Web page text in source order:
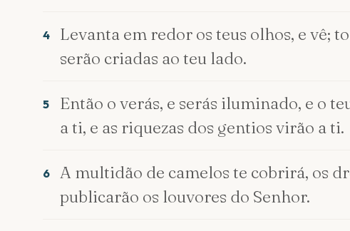
4
Levanta em redor os teus olhos, e vê;
serão criadas ao teu lado.
5
Então o verás, e serás iluminado, e o
a ti, e as riquezas dos gentios virão a ti.
6
A multidão de camelos te cobrirá, os
publicarão os louvores do Senhor.